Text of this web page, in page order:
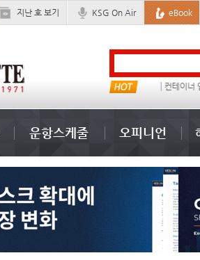
지난 호 보기 KSG On Air eBook
국제선박투자운용 컨테이너
운항스케줄 오피니언